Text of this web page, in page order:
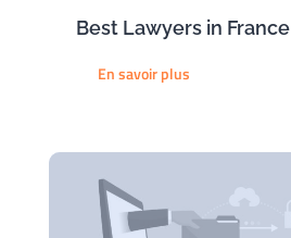
Best Lawyers in France
En savoir plus